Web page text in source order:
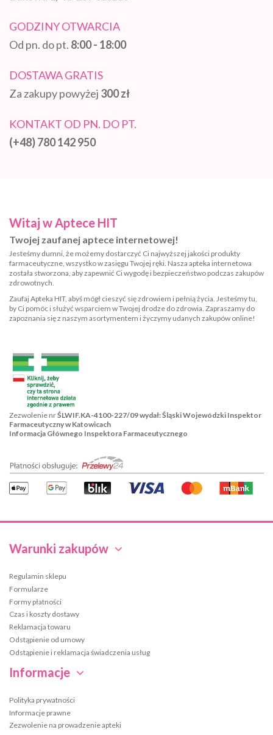
GODZINY OTWARCIA
Od pn. do pt. 8:00 - 18:00
DOSTAWA GRATIS
Za zakupy powyżej 300 zł
KONTAKT OD PN. DO PT.
(+48) 780 142 950
Warunki zakupów
Regulamin sklepu
Formularze
Formy płatności
Czas i koszty dostawy
Reklamacja towaru
Odstąpienie od umowy
Odstąpienie i reklamacja świadczenia usług
Informacje
Polityka prywatności
Informacje prawne
Zezwolenie na prowadzenie apteki
Witaj w Aptece HIT
Twojej zaufanej aptece internetowej!
Jesteśmy dumni, że możemy dostarczyć Ci najwyższej jakości produkty
farmaceutyczne, wszystko w zasięgu Twojej ręki. Nasza apteka internetowa
została stworzona, aby zapewnić Ci wygodę i bezpieczeństwo podczas zakupów
zdrowotnych.
Zaufaj Apteka HIT, abyś mógł cieszyć się zdrowiem i pełnią życia. Jesteśmy tu,
by Ci pomóc i służyć wsparciem w Twojej drodze do zdrowia. Zapraszamy do
zapoznania się z naszym asortymentem i życzymy udanych zakupów online!
Zezwolenie nrŚLWIF.KA-4100-227/09 wydał: Śląski Wojewódzki Inspektor
Farmaceutyczny w Katowicach
Informacja Głównego Inspektora Farmaceutycznego